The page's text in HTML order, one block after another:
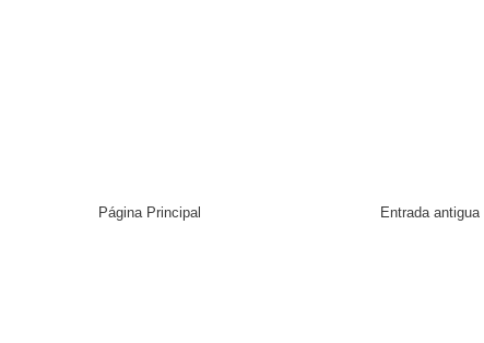
Entrada antigua
Página Principal